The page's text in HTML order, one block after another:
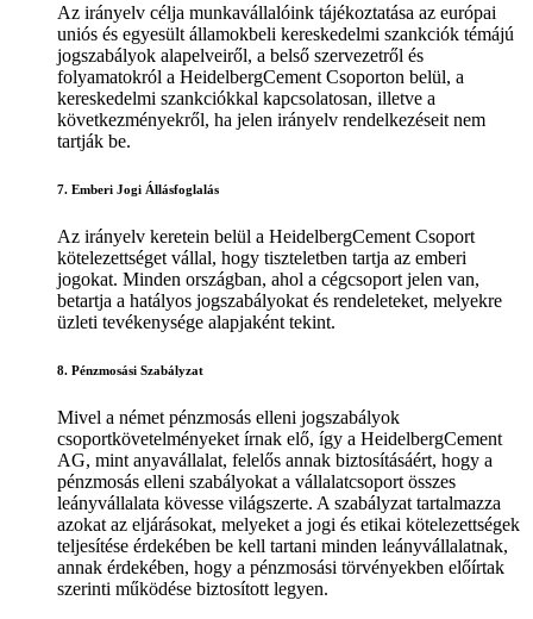
Az irányelv célja munkavállalóink tájékoztatása az európai
uniós és egyesült államokbeli kereskedelmi szankciók témájú
jogszabályok alapelveiről, a belső szervezetről és
folyamatokról a HeidelbergCement Csoporton belül, a
kereskedelmi szankciókkal kapcsolatosan, illetve a
következményekről, ha jelen irányelv rendelkezéseit nem
tartják be.
7. Emberi Jogi Állásfoglalás
Az irányelv keretein belül a HeidelbergCement Csoport
kötelezettséget vállal, hogy tiszteletben tartja az emberi
jogokat. Minden országban, ahol a cégcsoport jelen van,
betartja a hatályos jogszabályokat és rendeleteket, melyekre
üzleti tevékenysége alapjaként tekint.
8. Pénzmosási Szabályzat
Mivel a német pénzmosás elleni jogszabályok
csoportkövetelményeket írnak elő, így a HeidelbergCement
AG, mint anyavállalat, felelős annak biztosításáért, hogy a
pénzmosás elleni szabályokat a vállalatcsoport összes
leányvállalata kövesse világszerte. A szabályzat tartalmazza
azokat az eljárásokat, melyeket a jogi és etikai kötelezettségek
teljesítése érdekében be kell tartani minden leányvállalatnak,
annak érdekében, hogy a pénzmosási törvényekben előírtak
szerinti működése biztosított legyen.